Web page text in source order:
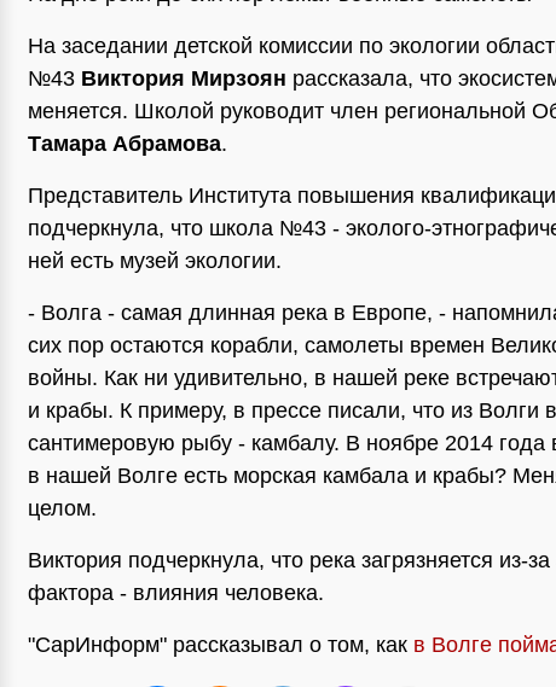
На заседании детской комиссии по экологии
№43 Виктория Мирзоян рассказала, что
меняется. Школой руководит член региональной
Тамара Абрамова.
Представитель Института повышения
подчеркнула, что школа №43 - эколого-
ней есть музей экологии.
- Волга - самая длинная река в Европе, -
сих пор остаются корабли, самолеты времен
войны. Как ни удивительно, в нашей реке
и крабы. К примеру, в прессе писали, что из Волги
сантимеровую рыбу - камбалу. В ноябре 2014 года
в нашей Волге есть морская камбала и крабы?
целом.
Виктория подчеркнула, что река загрязняется из-
фактора - влияния человека.
"СарИнформ" рассказывал о том, как в Волге